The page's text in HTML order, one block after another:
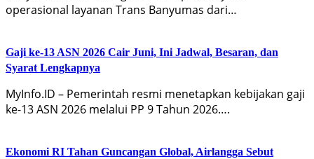
operasional layanan Trans Banyumas dari…
Gaji ke-13 ASN 2026 Cair Juni, Ini Jadwal, Besaran, dan
Syarat Lengkapnya
MyInfo.ID – Pemerintah resmi menetapkan kebijakan gaji
ke-13 ASN 2026 melalui PP 9 Tahun 2026….
Ekonomi RI Tahan Guncangan Global, Airlangga Sebut